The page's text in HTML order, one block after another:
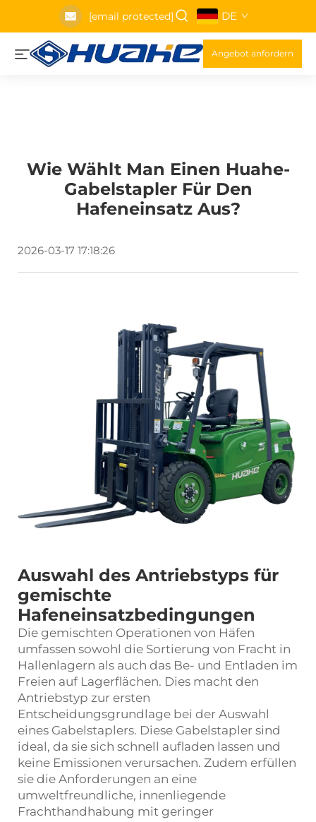
[email protected] DE
Angebot anfordern
Wie Wählt Man Einen Huahe-
Gabelstapler Für Den
Hafeneinsatz Aus?
2026-03-17 17:18:26
Auswahl des Antriebstyps für
gemischte
Hafeneinsatzbedingungen
Die gemischten Operationen von Häfen
umfassen sowohl die Sortierung von Fracht in
Hallenlagern als auch das Be- und Entladen im
Freien auf Lagerflächen. Dies macht den
Antriebstyp zur ersten
Entscheidungsgrundlage bei der Auswahl
eines Gabelstaplers. Diese Gabelstapler sind
ideal, da sie sich schnell aufladen lassen und
keine Emissionen verursachen. Zudem erfüllen
sie die Anforderungen an eine
umweltfreundliche, innenliegende
Frachthandhabung mit geringer